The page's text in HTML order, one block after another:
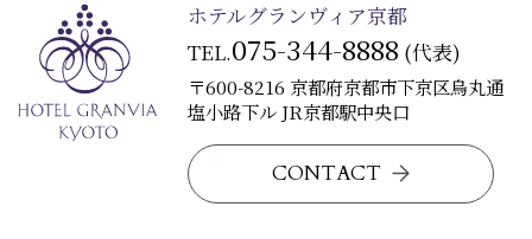
ホテルグランヴィア京都
TEL.075-344-8888 (代表)
〒600-8216 京都府京都市下京区烏丸通
塩小路下ル JR京都駅中央口
CONTACT